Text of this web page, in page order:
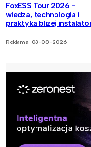
FoxESS Tour 2026 -
wiedza, technologia i
praktyka bliżej
Reklama 03-08-2026